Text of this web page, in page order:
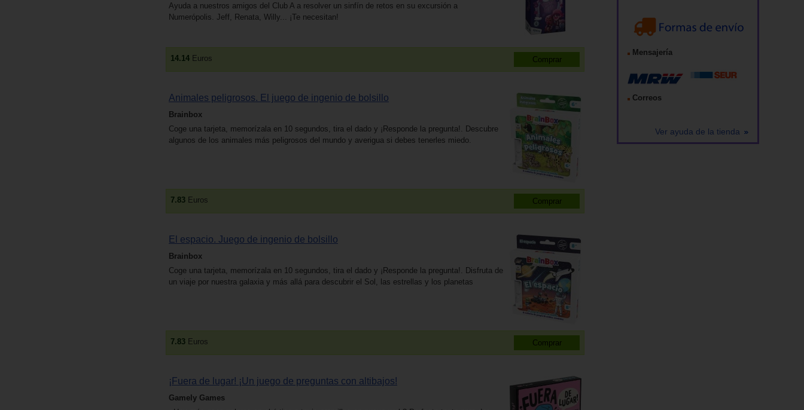
Ayuda a nuestros amigos del Club A a resolver un sinfín de retos en su excursión a
Numerópolis. Jeff, Renata, Willy... ¡Te necesitan!
14.14 Euros
Animales peligrosos. El juego de ingenio de bolsillo
Brainbox
Coge una tarjeta, memorízala en 10 segundos, tira el dado y ¡Responde la pregunta!. Descubre
algunos de los animales más peligrosos del mundo y averigua si debes tenerles miedo.
7.83 Euros
El espacio. Juego de ingenio de bolsillo
Brainbox
Coge una tarjeta, memorízala en 10 segundos, tira el dado y ¡Responde la pregunta!. Disfruta de
un viaje por nuestra galaxia y más allá para descubrir el Sol, las estrellas y los planetas
7.83 Euros
¡Fuera de lugar! ¡Un juego de preguntas con altibajos!
Gamely Games
Mensajería
Correos
Ver ayuda de la tienda